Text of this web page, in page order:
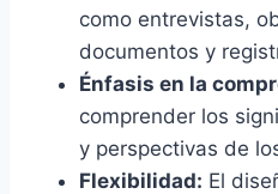
como entrevistas,
documentos y
Énfasis en la
comprender los
y perspectivas de
Flexibilidad: El